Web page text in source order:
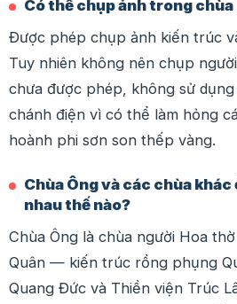
Có thể chụp ảnh trong chùa
Được phép chụp ảnh kiến trúc
Tuy nhiên không nên chụp
chưa được phép, không sử
chánh điện vì có thể làm hỏng
hoành phi sơn son thếp vàng.
Chùa Ông và các chùa khác
nhau thế nào?
Chùa Ông là chùa người Hoa
Quân — kiến trúc rồng phụng
Quang Đức và Thiền viện Trúc